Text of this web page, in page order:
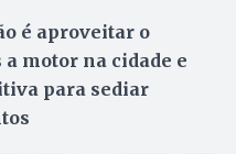
é aproveitar o
motor na cidade e
para sediar